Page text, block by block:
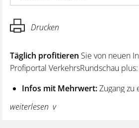
Drucken
Täglich profitieren Sie von neuen
Profiportal VerkehrsRundschau plus:
Infos mit Mehrwert:Zugang zu
und Hintergrundwissen – von
wie z. B. bei den Lenk- und
weiterlesen